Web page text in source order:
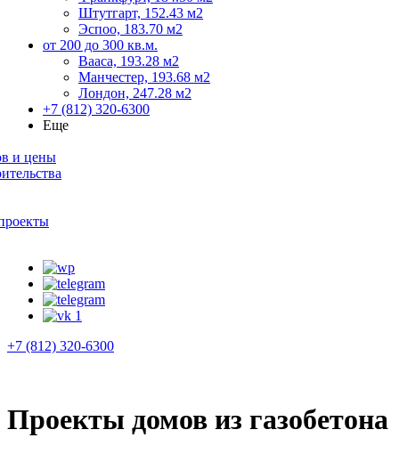
Штутгарт, 152.43 м2
Эспоо, 183.70 м2
от 200 до 300 кв.м.
Вааса, 193.28 м2
Манчестер, 193.68 м2
Лондон, 247.28 м2
+7 (812) 320-6300
Еще
и цены
+7 (812) 320-6300
Проекты домов из газобетона